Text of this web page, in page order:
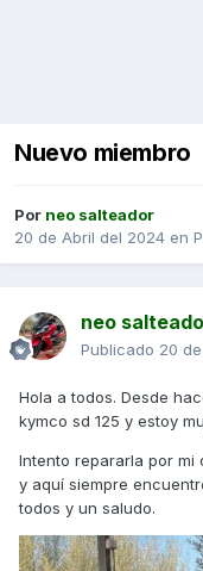
Nuevo miembro
Por neo salteador
20 de Abril del 2024 en
neo
Publicado 20
Hola a todos. Desde
kymco sd 125 y estoy
Intento repararla por mi
y aquí siempre
todos y un saludo.